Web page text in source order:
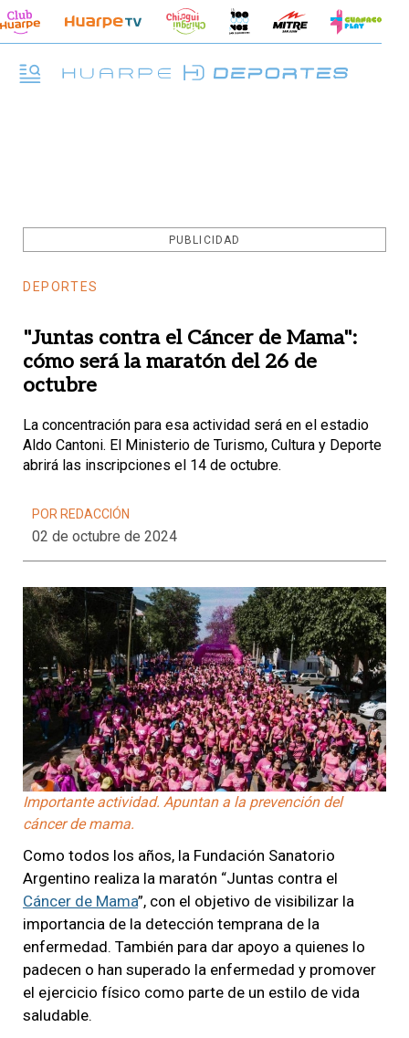
PUBLICIDAD
DEPORTES
"Juntas contra el Cáncer de Mama":
cómo será la maratón del 26 de
octubre
La concentración para esa actividad será en el estadio
Aldo Cantoni. El Ministerio de Turismo, Cultura y Deporte
abrirá las inscripciones el 14 de octubre.
POR REDACCIÓN
02 de octubre de 2024
Importante actividad. Apuntan a la prevención del
cáncer de mama.
Como todos los años, la Fundación Sanatorio
Argentino realiza la maratón “Juntas contra el
Cáncer de Mama”, con el objetivo de visibilizar la
importancia de la detección temprana de la
enfermedad. También para dar apoyo a quienes lo
padecen o han superado la enfermedad y promover
el ejercicio físico como parte de un estilo de vida
saludable.